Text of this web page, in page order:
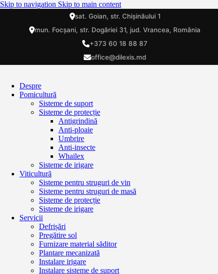
Skip to navigation Skip to main content
sat. Goian, str. Chișinăului 1
mun. Focșani, str. Dogăriei 31, jud. Vrancea, România
+373 60 18 88 87
office@dilexis.md
Despre
Pomicultură
Sisteme de suport
Sisteme de protecție
Antigrindină
Anti-ploaie
Umbrire
Anti-insecte
Whailex
Sisteme de irigare
Viticultură
Sisteme pentru struguri de vin
Sisteme pentru struguri de masă
Sisteme de protecție
Sisteme de irigare
Servicii
Defrișări
Pregătire sol
Furnizare material săditor
Plantare mecanizată
Instalare irigare
Instalare sisteme de suport